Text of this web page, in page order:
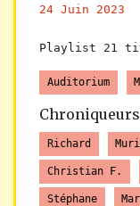
24 Juin 2023
Playlist 21
Auditorium
Richard
Christian F.
Stéphane